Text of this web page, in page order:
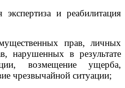
экспертиза и реабилитация
прав, личных
нарушенных в результате
возмещение ущерба,
чрезвычайной ситуации;